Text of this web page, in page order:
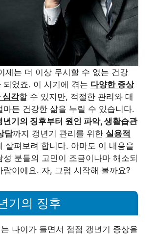
제는 더 이상 무시할 수 없는 건강
되었죠. 이 시기에 겪는 다양한 증상
심각할 수 있지만, 적절한 관리와 대
마든 건강한 삶을 누릴 수 있습니다.
년기의 징후부터 원인 파악, 생활습관
담까지 갱년기 관리를 위한 실용적
살펴보려 합니다. 아마도 이 내용을
성 분들의 고민이 조금이나마 해소되
람이에요. 자, 그럼 시작해 볼까요?
기의 징후
나이가 들면서 점점 갱년기 증상을